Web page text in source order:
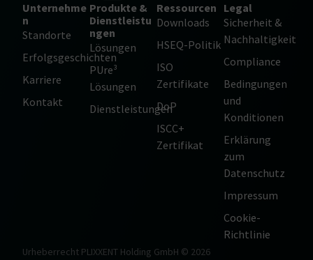
Unternehme
n
Standorte
Erfolgsgeschichten
Karriere
Kontakt
Produkte &
Dienstleistu
ngen
Lösungen
PUre³
Lösungen
Dienstleistungen
Ressourcen
Downloads
HSEQ-Politik
ISO
Zertifikate
DoP
ISCC+
Zertifikat
Legal
Sicherheit &
Nachhaltigkeit
Compliance
Bedingungen
und
Konditionen
Erklärung
zum
Datenschutz
Impressum
Cookie-
Richtlinie
Urheberrecht PLIXXENT Holding GmbH © 2026